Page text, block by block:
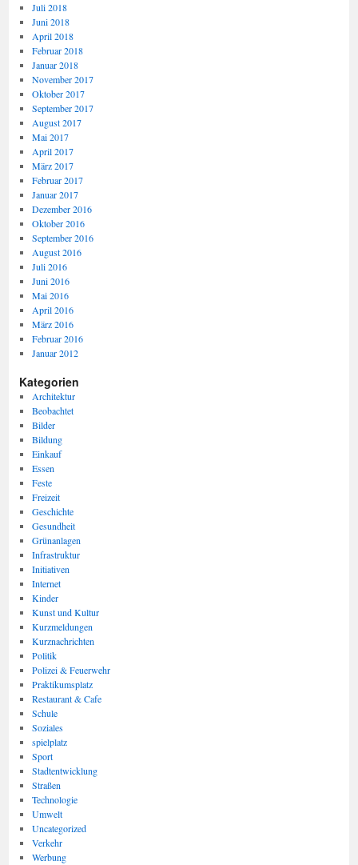
Juli 2018
Juni 2018
April 2018
Februar 2018
Januar 2018
November 2017
Oktober 2017
September 2017
August 2017
Mai 2017
April 2017
März 2017
Februar 2017
Januar 2017
Dezember 2016
Oktober 2016
September 2016
August 2016
Juli 2016
Juni 2016
Mai 2016
April 2016
März 2016
Februar 2016
Januar 2012
Kategorien
Architektur
Beobachtet
Bilder
Bildung
Einkauf
Essen
Feste
Freizeit
Geschichte
Gesundheit
Grünanlagen
Infrastruktur
Initiativen
Internet
Kinder
Kunst und Kultur
Kurzmeldungen
Kurznachrichten
Politik
Polizei & Feuerwehr
Praktikumsplatz
Restaurant & Cafe
Schule
Soziales
spielplatz
Sport
Stadtentwicklung
Straßen
Technologie
Umwelt
Uncategorized
Verkehr
Werbung